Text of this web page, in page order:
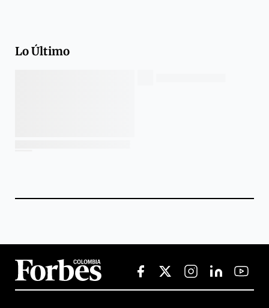
Lo Último